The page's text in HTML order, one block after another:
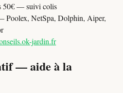
50€ — suivi colis
Poolex, NetSpa, Dolphin, Aiper,
jardin.fr
— aide à la